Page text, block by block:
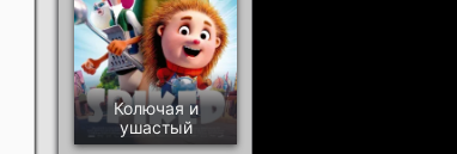
Колючая и
ушастый